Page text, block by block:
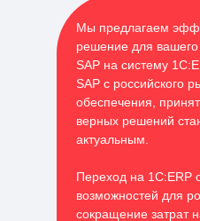
Мы предлагаем
решение для
SAP на систему
SAP с российского
обеспечения,
верных решений
актуальным.
Переход на 1С:ERP
возможностей для
сокращение затрат